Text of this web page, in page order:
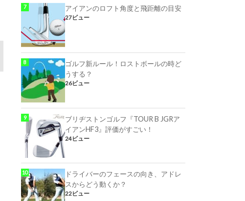
アイアンのロフト角度と飛距離の目安
27ビュー
ゴルフ新ルール！ロストボールの時ど
うする？
26ビュー
ブリヂストンゴルフ『TOUR B JGRア
イアンHF3』評価がすごい！
24ビュー
ドライバーのフェースの向き、アドレ
スからどう動くか？
22ビュー